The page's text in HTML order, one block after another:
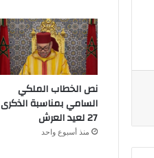
نص الخطاب الملكي
السامي بمناسبة الذكرى
27 لعيد العرش
منذ أسبوع واحد